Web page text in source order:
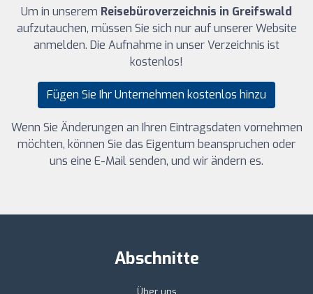
Um in unserem Reisebüroverzeichnis in Greifswald
aufzutauchen, müssen Sie sich nur auf unserer Website
anmelden. Die Aufnahme in unser Verzeichnis ist
kostenlos!
Fügen Sie Ihr Unternehmen kostenlos hinzu
Wenn Sie Änderungen an Ihren Eintragsdaten vornehmen
möchten, können Sie das Eigentum beanspruchen oder
uns eine E-Mail senden, und wir ändern es.
Abschnitte
Über uns